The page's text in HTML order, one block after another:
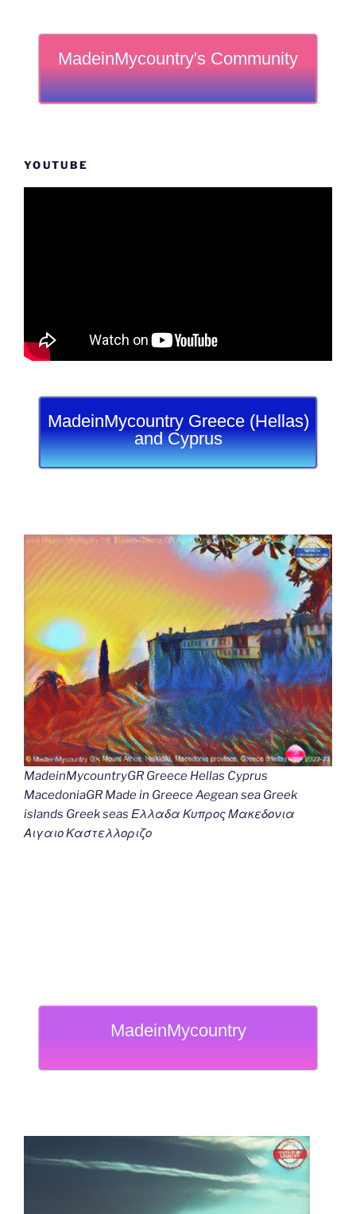
MadeinMycountry's Community
YOUTUBE
MadeinMycountry Greece (Hellas)
and Cyprus
MadeinMycountryGR Greece Hellas Cyprus
MacedoniaGR Made in Greece Aegean sea Greek
islands Greek seas Ελλαδα Κυπρος Μακεδονια
Αιγαιο Καστελλοριζο
MadeinMycountry